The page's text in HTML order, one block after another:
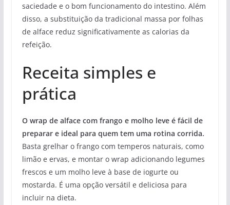
saciedade e o bom funcionamento do intestino. Além
disso, a substituição da tradicional massa por folhas
de alface reduz significativamente as calorias da
refeição.
Receita simples e
prática
O wrap de alface com frango e molho leve é fácil de
preparar e ideal para quem tem uma rotina corrida.
Basta grelhar o frango com temperos naturais, como
limão e ervas, e montar o wrap adicionando legumes
frescos e um molho leve à base de iogurte ou
mostarda. É uma opção versátil e deliciosa para
incluir na dieta.